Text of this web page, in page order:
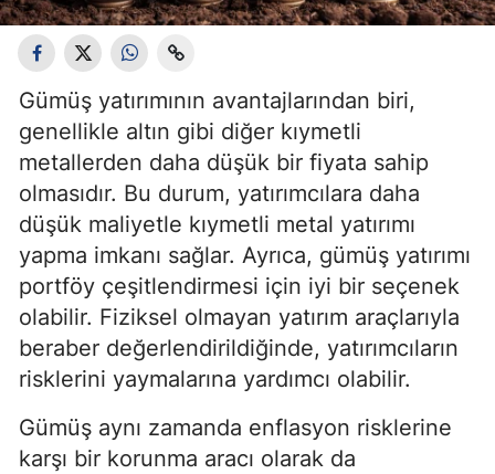
Gümüş yatırımının avantajlarından biri,
genellikle altın gibi diğer kıymetli
metallerden daha düşük bir fiyata sahip
olmasıdır. Bu durum, yatırımcılara daha
düşük maliyetle kıymetli metal yatırımı
yapma imkanı sağlar. Ayrıca, gümüş yatırımı
portföy çeşitlendirmesi için iyi bir seçenek
olabilir. Fiziksel olmayan yatırım araçlarıyla
beraber değerlendirildiğinde, yatırımcıların
risklerini yaymalarına yardımcı olabilir.
Gümüş aynı zamanda enflasyon risklerine
karşı bir korunma aracı olarak da